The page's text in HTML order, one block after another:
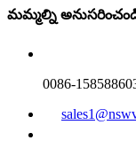
మమ్మల్ని
0086-